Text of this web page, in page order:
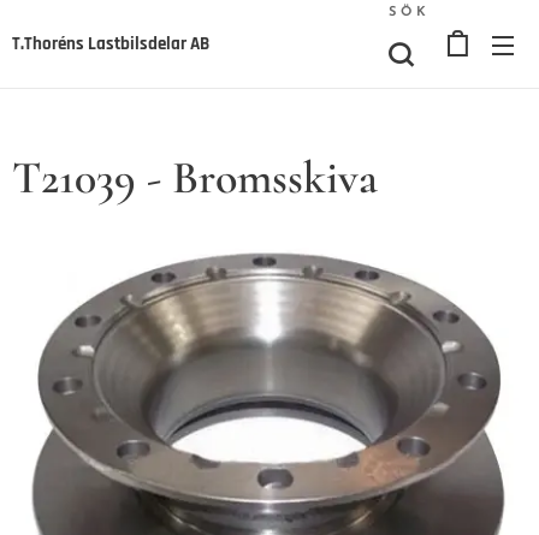
T.Thoréns Lastbilsdelar AB
SÖK
T21039 - Bromsskiva